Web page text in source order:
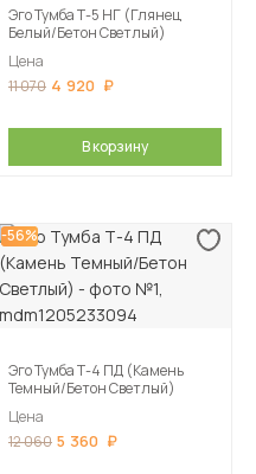
Эго Тумба Т-5 НГ (Глянец
Белый/Бетон Светлый)
Цена
11 070 4 920
В корзину
-56%
Эго Тумба Т-4 ПД (Камень
Темный/Бетон Светлый)
Цена
12 060 5 360